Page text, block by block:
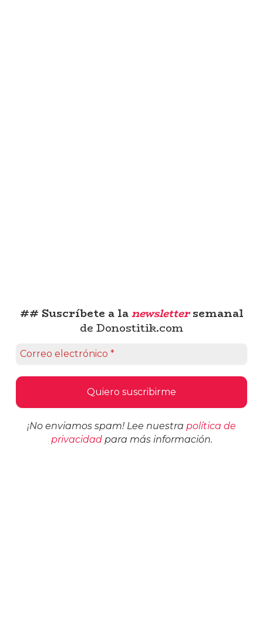
## Suscríbete a lanewslettersemanal
de Donostitik.com
¡No enviamos spam! Lee nuestra política de
privacidadpara más información.